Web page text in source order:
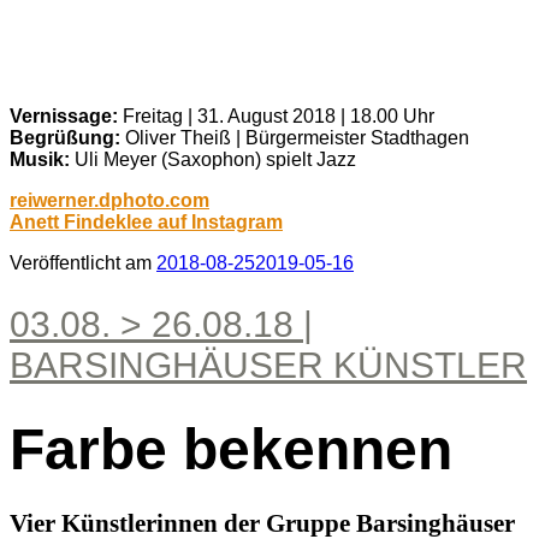
Vernissage: Freitag | 31. August 2018 | 18.00 Uhr
Begrüßung: Oliver Theiß | Bürgermeister Stadthagen
Musik: Uli Meyer (Saxophon) spielt Jazz
reiwerner.dphoto.com
Anett Findeklee auf Instagram
Veröffentlicht am 2018-08-252019-05-16
03.08. > 26.08.18 |
BARSINGHÄUSER KÜNSTLER
Farbe bekennen
Vier Künstlerinnen der Gruppe Barsinghäuser